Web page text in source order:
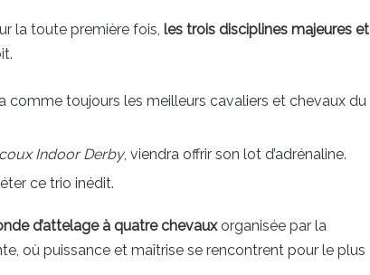
la toute première fois, les trois disciplines majeures et
comme toujours les meilleurs cavaliers et chevaux du
Indoor Derby, viendra offrir son lot d’adrénaline.
ce trio inédit.
d’attelage à quatre chevauxorganisée par la
où puissance et maîtrise se rencontrent pour le plus